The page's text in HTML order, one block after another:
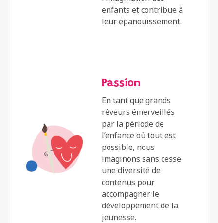
enfants et contribue à
leur épanouissement.
Passion
En tant que grands
rêveurs émerveillés
par la période de
l’enfance où tout est
possible, nous
imaginons sans cesse
une diversité de
contenus pour
accompagner le
développement de la
jeunesse.